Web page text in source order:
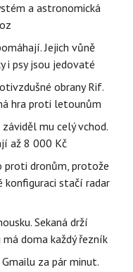
a astronomická
Jejich vůně
i psy jsou jedovaté
obrany Rif.
hra proti letounům
mu celý vchod.
až 8 000 Kč
proti dronům, protože
konfiguraci stačí radar
Sekaná drží
doma každý řezník
za pár minut.